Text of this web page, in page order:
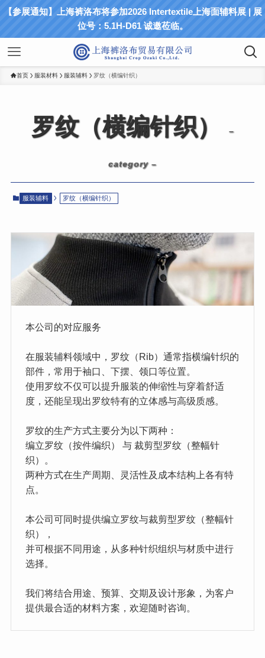
【参展通知】上海裤洛布将参加2026 Intertextile上海面辅料展 | 展
位号：5.1H-D61 诚邀莅临。
首页 服装材料 服装辅料 罗纹（横编针织）
罗纹（横编针织） –
category –
服装辅料 罗纹（横编针织）
本公司的对应服务
在服装辅料领域中，罗纹（Rib）通常指横编针织的
部件，常用于袖口、下摆、领口等位置。
使用罗纹不仅可以提升服装的伸缩性与穿着舒适
度，还能呈现出罗纹特有的立体感与高级质感。
罗纹的生产方式主要分为以下两种：
编立罗纹（按件编织） 与 裁剪型罗纹（整幅针
织）。
两种方式在生产周期、灵活性及成本结构上各有特
点。
本公司可同时提供编立罗纹与裁剪型罗纹（整幅针
织），
并可根据不同用途，从多种针织组织与材质中进行
选择。
我们将结合用途、预算、交期及设计形象，为客户
提供最合适的材料方案，欢迎随时咨询。